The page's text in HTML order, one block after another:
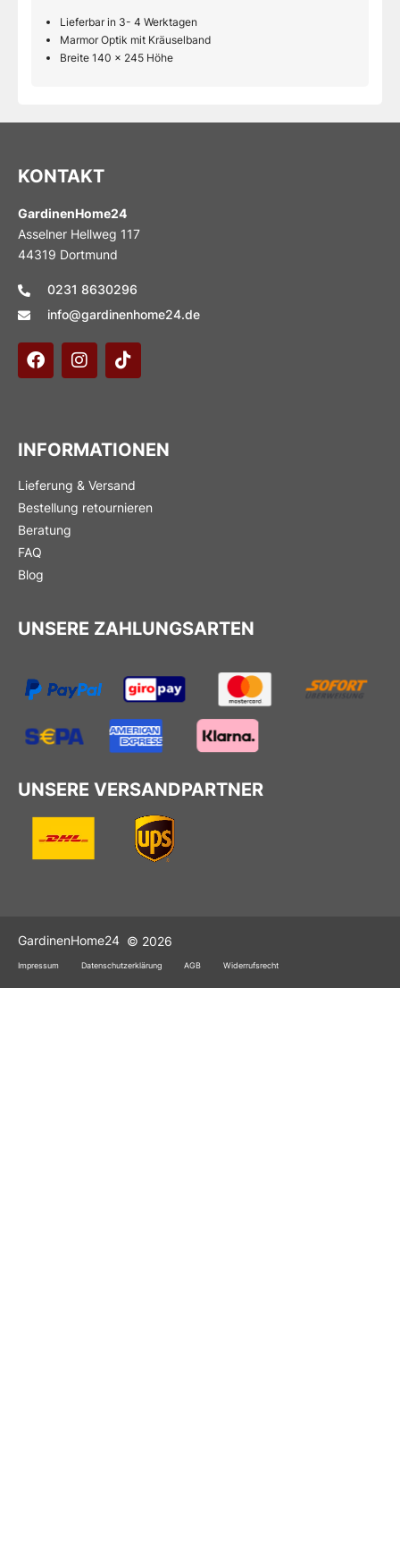
Lieferbar in 3- 4 Werktagen
Marmor Optik mit Kräuselband
Breite 140 x 245 Höhe
KONTAKT
GardinenHome24
Asselner Hellweg 117
44319 Dortmund
0231 8630296
info@gardinenhome24.de
INFORMATIONEN
Lieferung & Versand
Bestellung retournieren
Beratung
FAQ
Blog
UNSERE ZAHLUNGSARTEN
UNSERE VERSANDPARTNER
GardinenHome24 © 2026
Impressum Datenschutzerklärung AGB Widerrufsrecht